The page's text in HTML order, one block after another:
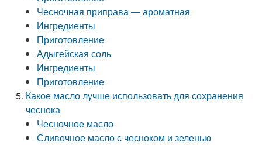
Чесночная приправа — ароматная
Ингредиенты
Приготовление
Адыгейская соль
Ингредиенты
Приготовление
Какое масло лучше использовать для сохранения
чеснока
Чесночное масло
Сливочное масло с чесноком и зеленью